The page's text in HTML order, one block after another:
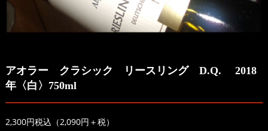
アオラー クラシック リースリング D.Q. 2018
年〈白〉750ml
2,300円税込（2,090円＋税）